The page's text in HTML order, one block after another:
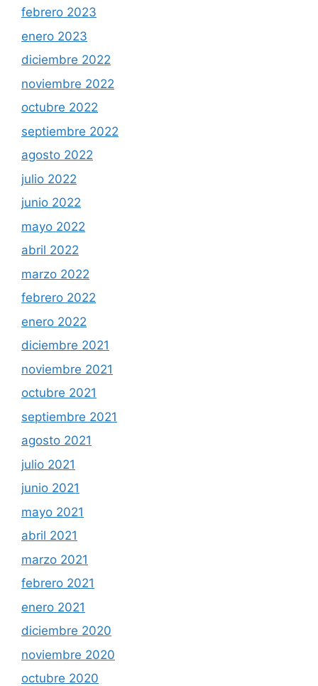
febrero 2023
enero 2023
diciembre 2022
noviembre 2022
octubre 2022
septiembre 2022
agosto 2022
julio 2022
junio 2022
mayo 2022
abril 2022
marzo 2022
febrero 2022
enero 2022
diciembre 2021
noviembre 2021
octubre 2021
septiembre 2021
agosto 2021
julio 2021
junio 2021
mayo 2021
abril 2021
marzo 2021
febrero 2021
enero 2021
diciembre 2020
noviembre 2020
octubre 2020